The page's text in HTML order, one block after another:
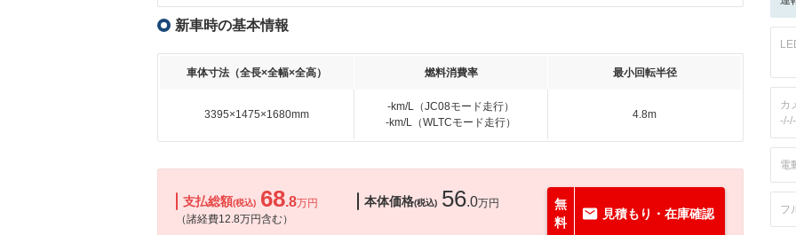
新車時の基本情報
車体寸法（全長×全幅×全高） 燃料消費率 最小回転半径
3395×1475×1680mm
-km/L（JC08モード走行）
-km/L（WLTCモード走行）
4.8m
支払総額(税込) 68.8万円
（諸経費12.8万円含む）
本体価格(税込) 56.0万円
無
料
見積もり・在庫確認
カ
電
フ